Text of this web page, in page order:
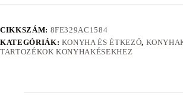
CIKKSZÁM: 8FE329AC1584
KATEGÓRIÁK: KONYHA ÉS ÉTKEZŐ,
TARTOZÉKOK KONYHAKÉSEKHEZ